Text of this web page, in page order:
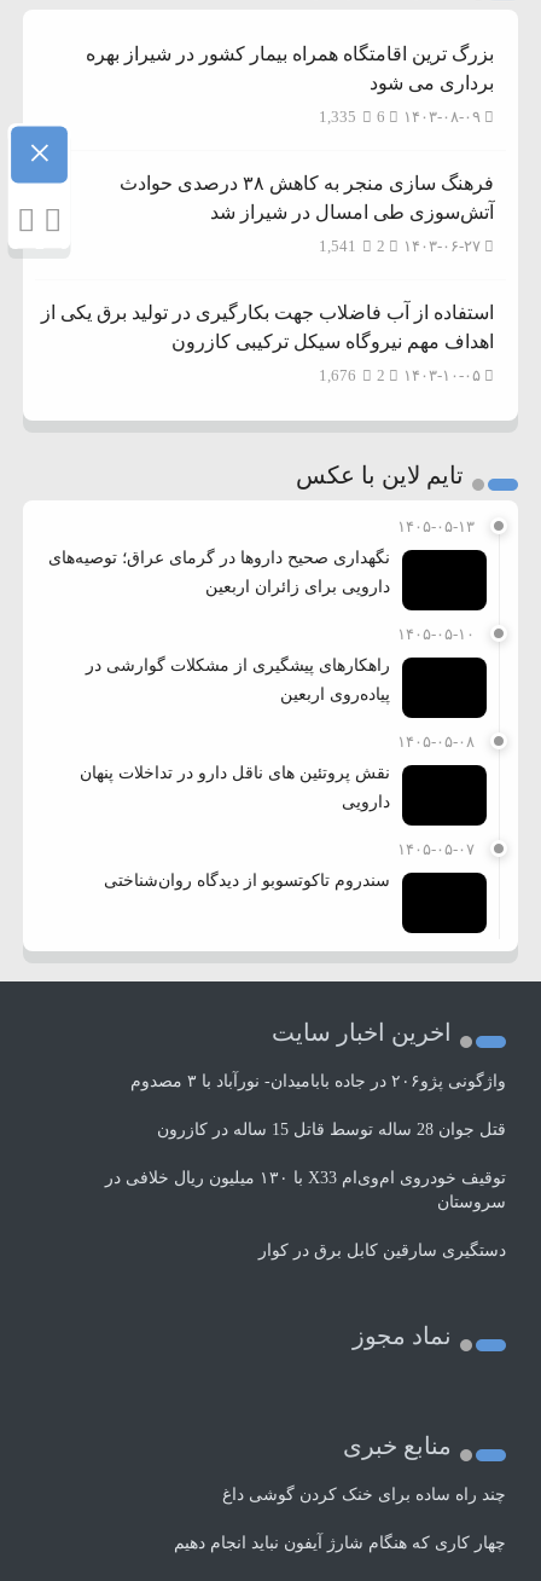
بزرگ ترین اقامتگاه همراه بیمار کشور در شیراز بهره
برداری می شود
۱۴۰۳-۰۸-۰۹ 1,335
فرهنگ سازی منجر به کاهش ۳۸ درصدی حوادث
آتش‌سوزی طی امسال در شیراز شد
۱۴۰۳-۰۶-۲۷ 1,541
استفاده از آب فاضلاب جهت بکارگیری در تولید برق یکی از
اهداف مهم نیروگاه سیکل ترکیبی کازرون
۱۴۰۳-۱۰-۰۵ 1,676
تایم لاین با عکس
۱۴۰۵-۰۵-۱۳
نگهداری صحیح داروها در گرمای عراق؛ توصیه‌های
دارویی برای زائران اربعین
۱۴۰۵-۰۵-۱۰
راهکارهای پیشگیری از مشکلات گوارشی در
پیاده‌روی اربعین
۱۴۰۵-۰۵-۰۸
نقش پروتئین های ناقل دارو در تداخلات پنهان
دارویی
۱۴۰۵-۰۵-۰۷
سندروم تاکوتسوبو از دیدگاه روان‌شناختی
×
اخرین اخبار سایت
واژگونی پژو۲۰۶ در جاده بابامیدان- نورآباد با ۳ مصدوم
قتل جوان 28 ساله توسط قاتل 15 ساله در کازرون
توقیف خودروی ام‌وی‌ام X33 با ۱۳۰ میلیون ریال خلافی در
سروستان
دستگیری سارقین کابل برق در کوار
نماد مجوز
منابع خبری
چند راه‌ ساده برای خنک کردن گوشی داغ
چهار کاری که هنگام شارژ آیفون نباید انجام دهیم